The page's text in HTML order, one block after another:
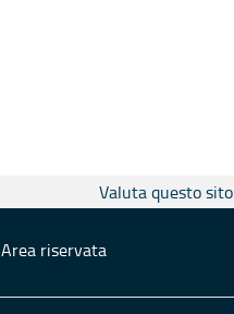
Valuta questo sito
Area riservata